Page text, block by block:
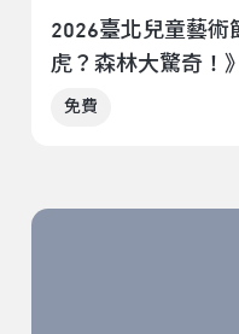
2026臺北兒童藝術
虎？森林大驚奇！》
免費